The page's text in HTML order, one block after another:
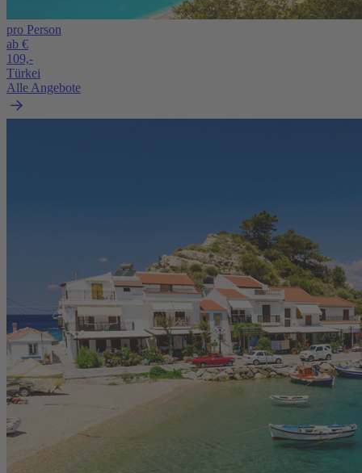
pro Person
ab €
109,-
Türkei
Alle Angebote